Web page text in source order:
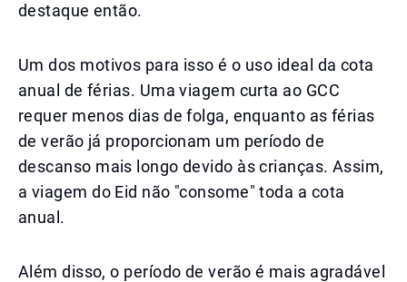
destaque então.
Um dos motivos para isso é o uso ideal da cota
anual de férias. Uma viagem curta ao GCC
requer menos dias de folga, enquanto as férias
de verão já proporcionam um período de
descanso mais longo devido às crianças. Assim,
a viagem do Eid não "consome" toda a cota
anual.
Além disso, o período de verão é mais agradável